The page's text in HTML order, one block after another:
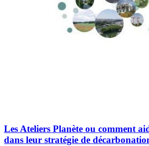
Les Ateliers Planète ou comment
dans leur stratégie de